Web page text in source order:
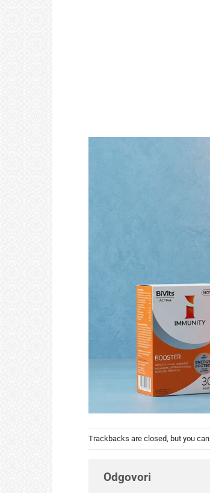
Trackbacks are closed, but you can
Odgovori